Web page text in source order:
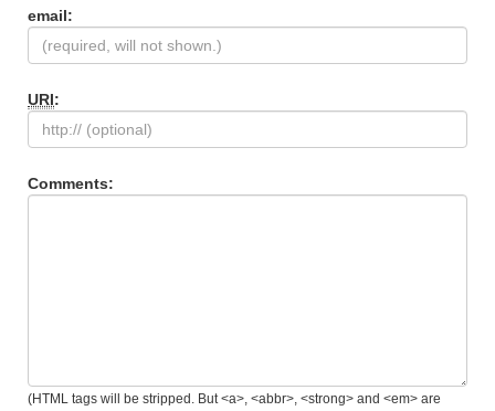
email:
URI:
Comments:
(HTML tags will be stripped. But <a>, <abbr>, <strong> and <em> are